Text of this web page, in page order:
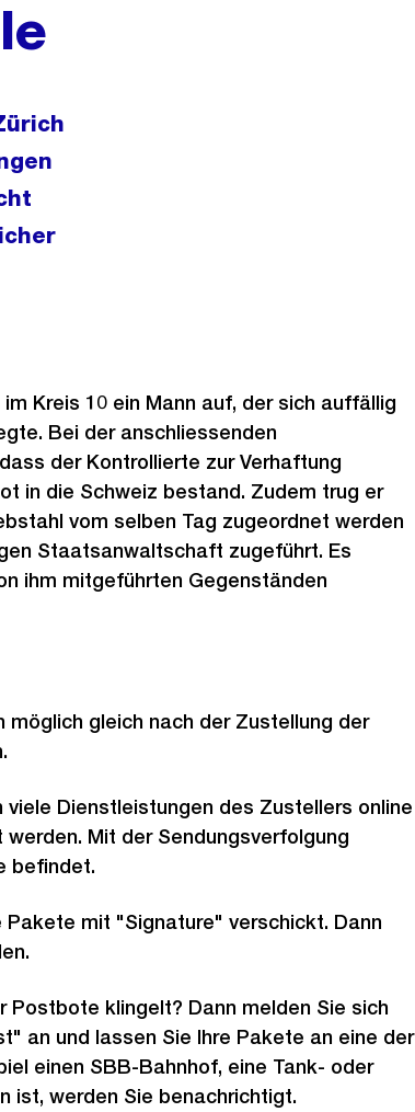
Kreis 10 ein Mann auf, der sich auffällig
Bei der anschliessenden
der Kontrollierte zur Verhaftung
in die Schweiz bestand. Zudem trug er
vom selben Tag zugeordnet werden
Staatsanwaltschaft zugeführt. Es
ihm mitgeführten Gegenständen
gleich nach der Zustellung der
Dienstleistungen des Zustellers online
Mit der Sendungsverfolgung
befindet.
Pakete mit "Signature" verschickt. Dann
Postbote klingelt? Dann melden Sie sich
an und lassen Sie Ihre Pakete an eine der
einen SBB-Bahnhof, eine Tank- oder
ist, werden Sie benachrichtigt.